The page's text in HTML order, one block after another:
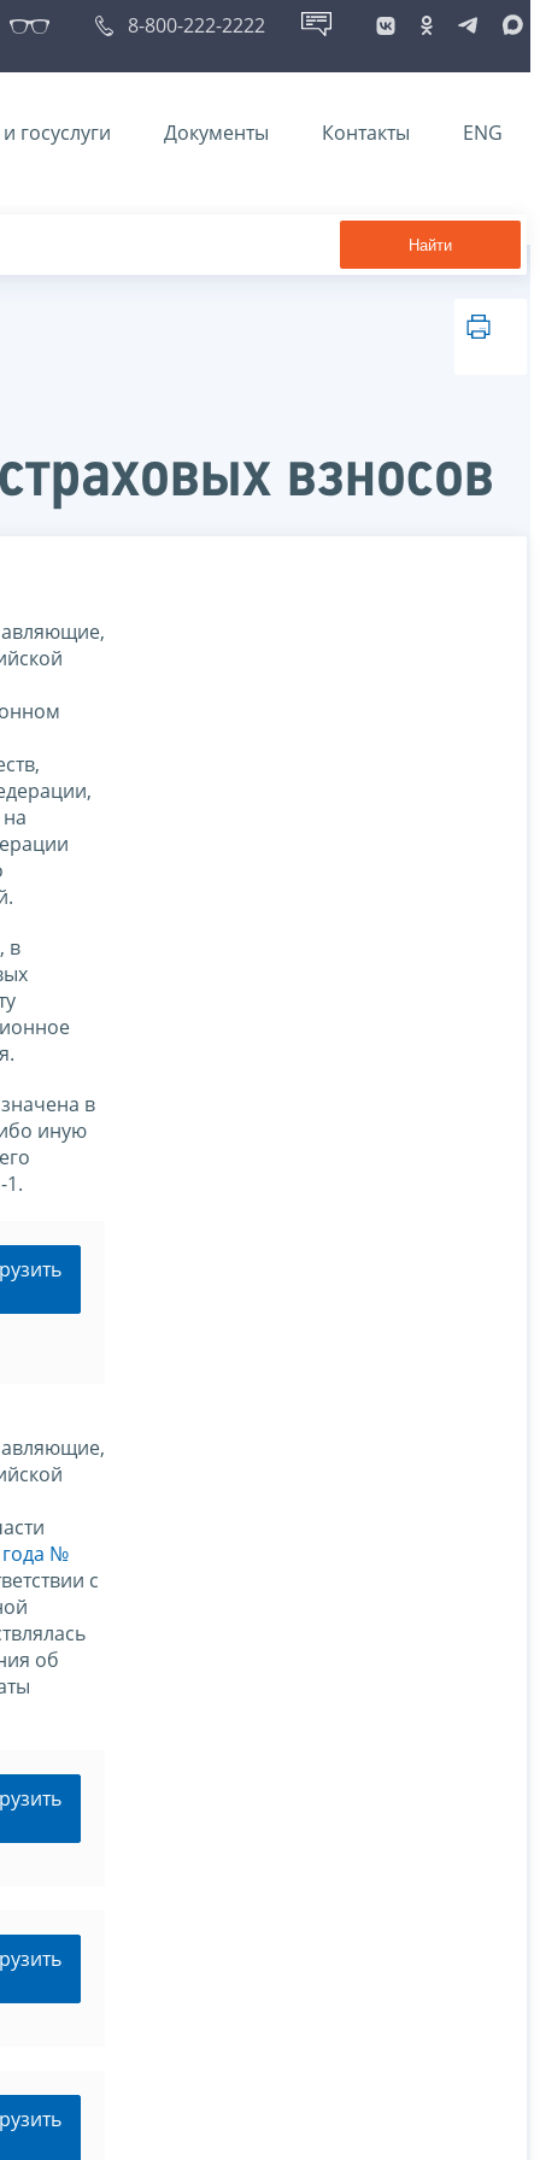
8-800-222-2222
госуслуги Документы Контакты ENG
Найти
взносов
в
в
иную
1.
года №
с
об